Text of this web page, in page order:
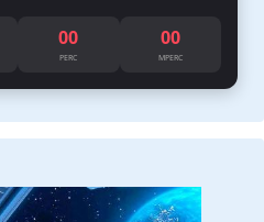
00
PERC
00
MPERC